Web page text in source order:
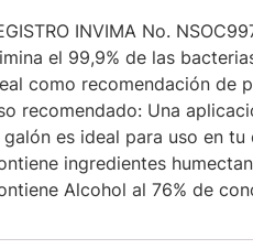
INVIMA No.
el 99,9% de las
como recomendación de
recomendado: Una
galón es ideal para uso en
ingredientes
Alcohol al 76% de